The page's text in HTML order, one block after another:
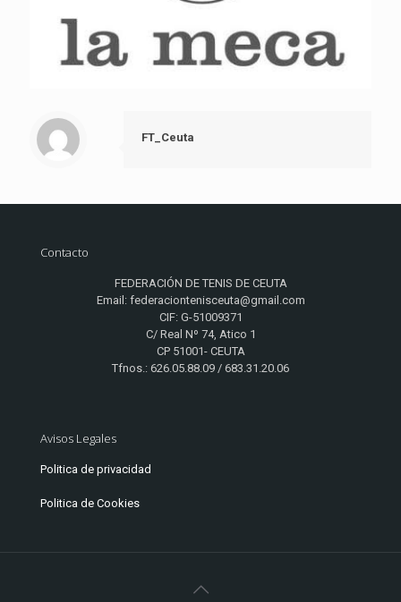
FT_Ceuta
Contacto
FEDERACIÓN DE TENIS DE CEUTA
Email: federaciontenisceuta@gmail.com
CIF: G-51009371
C/ Real Nº 74, Atico 1
CP 51001- CEUTA
Tfnos.: 626.05.88.09 / 683.31.20.06
Avisos Legales
Politica de privacidad
Politica de Cookies